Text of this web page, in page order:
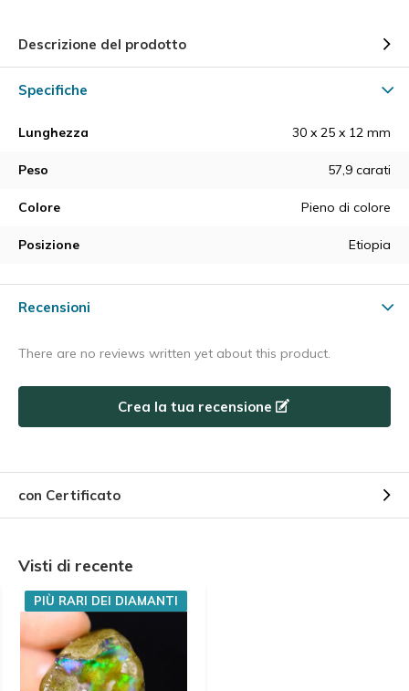
Descrizione del prodotto
Specifiche
Lunghezza 30 x 25 x 12 mm
Peso 57,9 carati
Colore Pieno di colore
Posizione Etiopia
Recensioni
There are no reviews written yet about this product.
Crea la tua recensione
con Certificato
Visti di recente
PIÙ RARI DEI DIAMANTI